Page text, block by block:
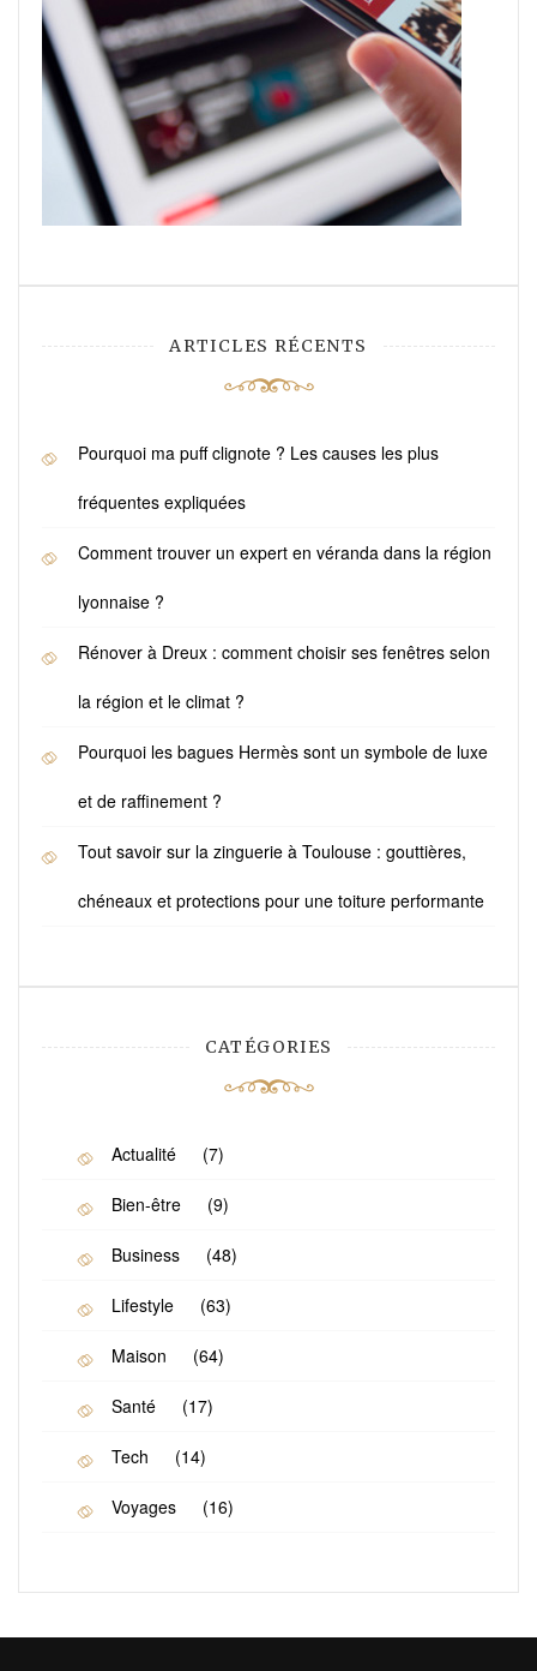
ARTICLES RÉCENTS
Pourquoi ma puff clignote ? Les causes les plus
fréquentes expliquées
Comment trouver un expert en véranda dans la région
lyonnaise ?
Rénover à Dreux : comment choisir ses fenêtres selon
la région et le climat ?
Pourquoi les bagues Hermès sont un symbole de luxe
et de raffinement ?
Tout savoir sur la zinguerie à Toulouse : gouttières,
chéneaux et protections pour une toiture performante
CATÉGORIES
Actualité (7)
Bien-être (9)
Business (48)
Lifestyle (63)
Maison (64)
Santé (17)
Tech (14)
Voyages (16)